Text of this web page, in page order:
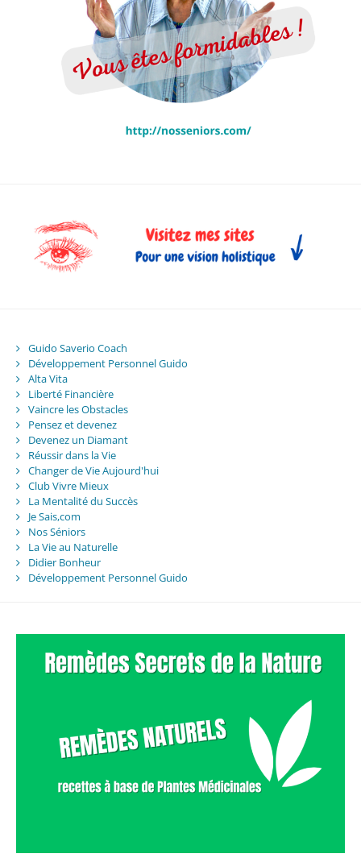
Guido Saverio Coach
Développement Personnel Guido
Alta Vita
Liberté Financière
Vaincre les Obstacles
Pensez et devenez
Devenez un Diamant
Réussir dans la Vie
Changer de Vie Aujourd'hui
Club Vivre Mieux
La Mentalité du Succès
Je Sais,com
Nos Séniors
La Vie au Naturelle
Didier Bonheur
Développement Personnel Guido